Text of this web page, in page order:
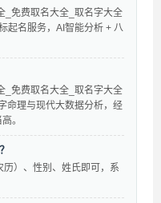
_免费取名大全_取名字大全
起名服务，AI智能分析 + 八
_免费取名大全_取名字大全
命理与现代大数据分析，经
。
）、性别、姓氏即可，系